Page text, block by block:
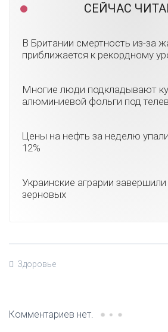
СЕЙЧАС
В Британии смертность из-за
приближается к рекордному
Многие люди подкладывают
алюминиевой фольги под
Цены на нефть за неделю
12%
Украинские аграрии
зерновых
Здоровье
Комментариев нет.